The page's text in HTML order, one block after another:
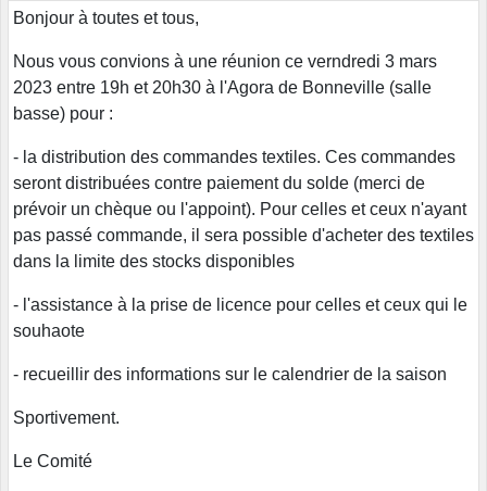
Bonjour à toutes et tous,
Nous vous convions à une réunion ce verndredi 3 mars
2023 entre 19h et 20h30 à l'Agora de Bonneville (salle
basse) pour :
- la distribution des commandes textiles. Ces commandes
seront distribuées contre paiement du solde (merci de
prévoir un chèque ou l'appoint). Pour celles et ceux n'ayant
pas passé commande, il sera possible d'acheter des textiles
dans la limite des stocks disponibles
- l'assistance à la prise de licence pour celles et ceux qui le
souhaote
- recueillir des informations sur le calendrier de la saison
Sportivement.
Le Comité